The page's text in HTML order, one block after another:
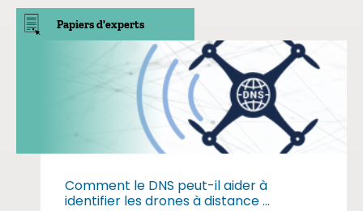
Papiers d'experts
Comment le DNS peut-il aider à
identifier les drones à distance ...